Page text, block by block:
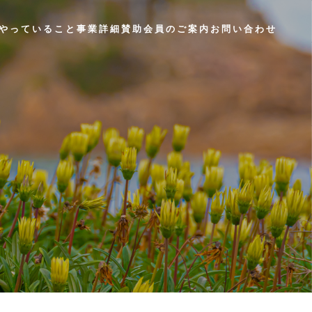
っていること 事業詳細 賛助会員のご案内 お問い合わせ